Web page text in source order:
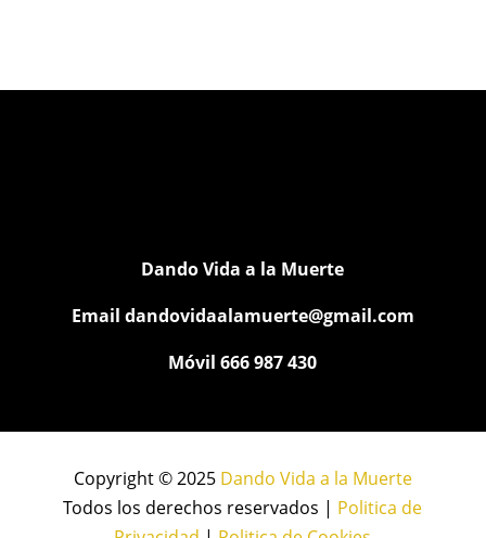
Dando Vida a la Muerte
Email dandovidaalamuerte@gmail.com
Móvil 666 987 430
Copyright © 2025 Dando Vida a la Muerte
Todos los derechos reservados | Politica de